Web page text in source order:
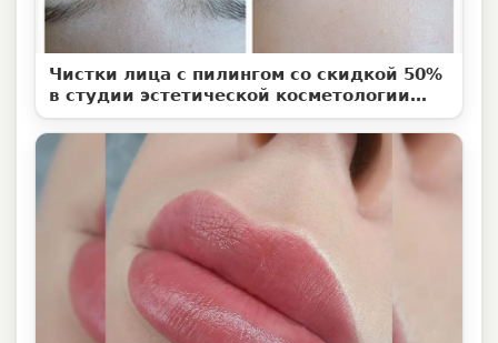
Чистки лица с пилингом со скидкой 50%
в студии эстетической косметологии
«Территория ВуМен»